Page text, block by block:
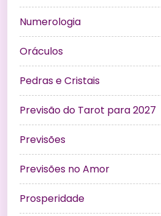
Numerologia
Oráculos
Pedras e Cristais
Previsão do Tarot para 2027
Previsões
Previsões no Amor
Prosperidade